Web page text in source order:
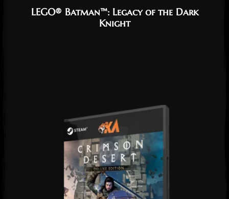
LEGO® Batman™: Legacy of the Dark
Knight